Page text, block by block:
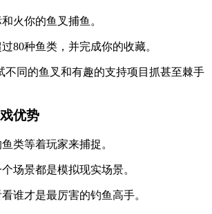
火你的鱼叉捕鱼。
80种鱼类，并完成你的收藏。
不同的鱼叉和有趣的支持项目抓甚至棘手
优势
类等着玩家来捕捉。
场景都是模拟现实场景。
谁才是最厉害的钓鱼高手。